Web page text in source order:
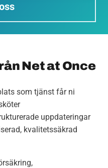
Net at Once
som tjänst får ni
uppdateringar
kvalitetssäkrad